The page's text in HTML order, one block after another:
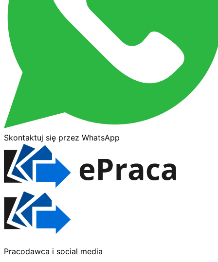
Skontaktuj się przez WhatsApp
Pracodawca i social media